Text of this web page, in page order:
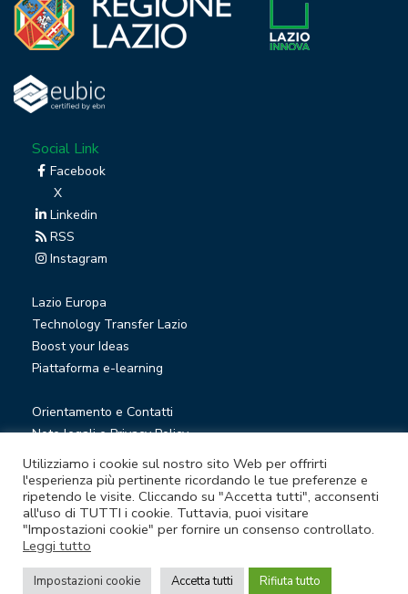
Social Link
Facebook
X
Linkedin
RSS
Instagram
Lazio Europa
Technology Transfer Lazio
Boost your Ideas
Piattaforma e-learning
Orientamento e Contatti
Note legali e Privacy Policy
Privacy Newsletter
Società trasparente
Whistleblowing
© Lazio Innova S.p.A. società soggetta a direzione e
coordinamento della Regione Lazio
Utilizziamo i cookie sul nostro sito Web per offrirti
l'esperienza più pertinente ricordando le tue preferenze e
ripetendo le visite. Cliccando su "Accetta tutti", acconsenti
all'uso di TUTTI i cookie. Tuttavia, puoi visitare
"Impostazioni cookie" per fornire un consenso controllato.
Leggi tutto
Impostazioni cookie Accetta tutti Rifiuta tutto